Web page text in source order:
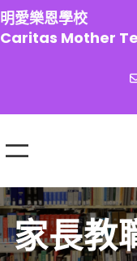
跳
至
主
明愛樂恩學校
Caritas Mother
家長教